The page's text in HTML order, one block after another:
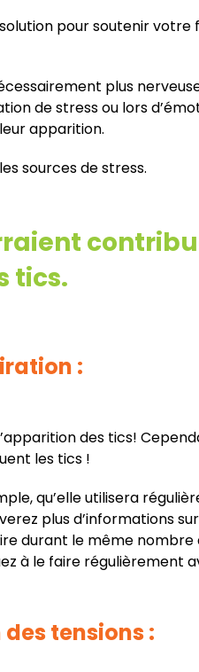
pour soutenir votre
plus
de stress ou lors
apparition.
sources de stress.
tics.
:
des tics!
les tics !
qu’elle utilisera
plus d’informations
durant le même nombre
à le faire régulièrement
tensions :